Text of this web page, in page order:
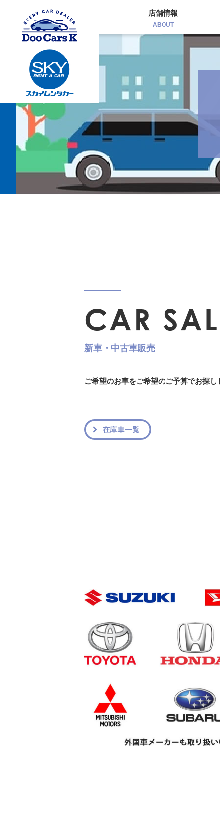
店舗情報
ABOUT
新車・中古車販売
ご希望のお車をご希望のご予算でお探し